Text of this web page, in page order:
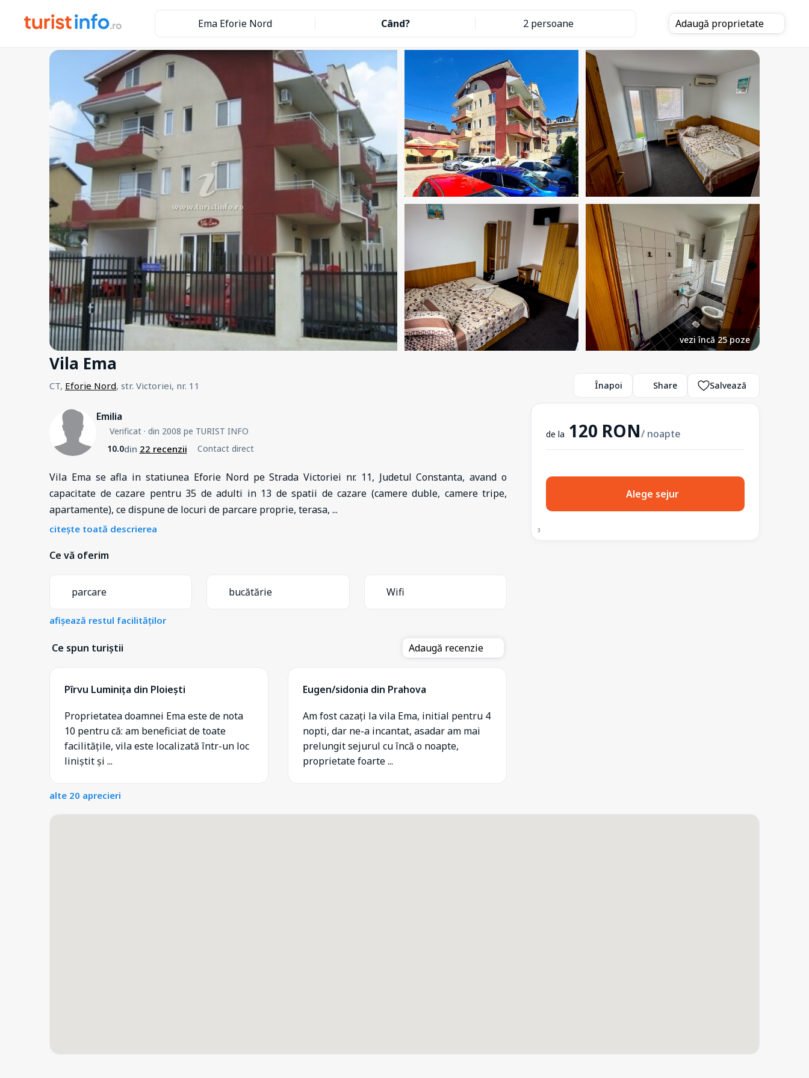
Ema Eforie Nord Când? 2 persoane Adaugă proprietate
vezi încă 25 poze
Vila Ema
CT, Eforie Nord, str. Victoriei, nr. 11 Înapoi Share Salvează
Emilia
Verificat· din 2008 pe TURIST INFO
10.0din 22 recenzii Contact direct
Vila Ema se afla in statiunea Eforie Nord pe Strada Victoriei nr. 11, Judetul Constanta, avand o
capacitate de cazare pentru 35 de adulti in 13 de spatii de cazare (camere duble, camere tripe,
apartamente), ce dispune de locuri de parcare proprie, terasa, ...
citește toată descrierea
Ce vă oferim
parcare bucătărie Wifi
afișează restul facilităților
Ce spun turiștii Adaugă recenzie
Pîrvu Luminița din Ploiești
Proprietatea doamnei Ema este de nota
10 pentru că: am beneficiat de toate
facilitățile, vila este localizată într-un loc
liniștit și ...
Eugen/sidonia din Prahova
Am fost cazați la vila Ema, initial pentru 4
nopti, dar ne-a incantat, asadar am mai
prelungit sejurul cu încă o noapte,
proprietate foarte ...
alte 20 aprecieri
de la 120 RON/ noapte
Alege sejur
3